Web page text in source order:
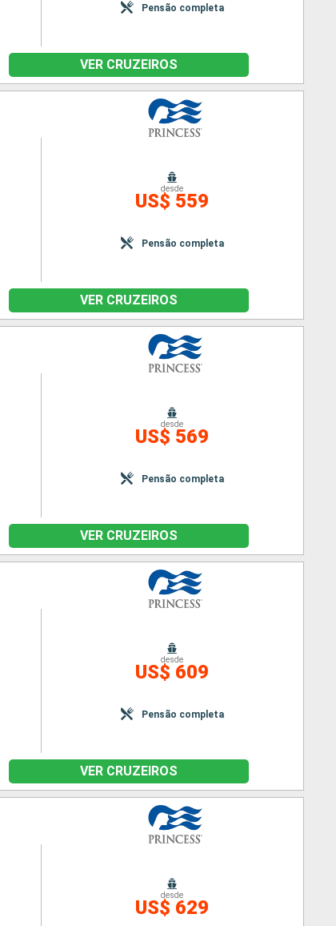
Pensão completa
VER CRUZEIROS
desde
US$ 559
Pensão completa
VER CRUZEIROS
desde
US$ 569
Pensão completa
VER CRUZEIROS
desde
US$ 609
Pensão completa
VER CRUZEIROS
desde
US$ 629